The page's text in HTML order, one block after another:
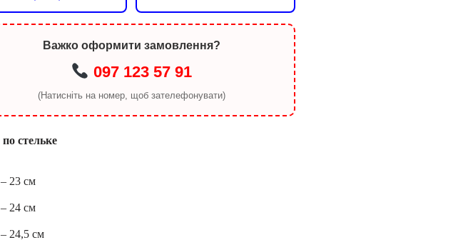
Важко оформити замовлення?
097 123 57 91
(Натисніть на номер, щоб зателефонувати)
стельке
23 см
24 см
24,5 см